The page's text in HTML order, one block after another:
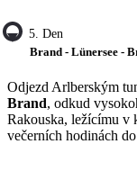
5. Den
Brand - Lünersee -
Odjezd Arlberským
Brand, odkud
Rakouska, ležícímu v
večerních hodinách